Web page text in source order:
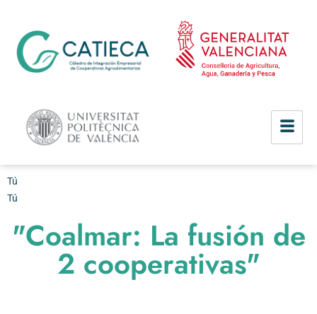
Tú
Tú
"Coalmar: La fusión de
2 cooperativas"